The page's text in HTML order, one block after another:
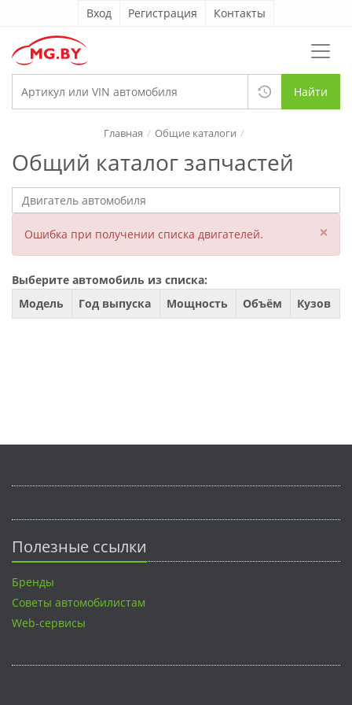
Вход Регистрация Контакты
Найти
Общий каталог запчастей
Главная Общие каталоги
Ошибка при получении списка двигателей. ×
Выберите автомобиль из списка:
Модель
Год выпуска Мощность Объём Кузов
Полезные ссылки
Бренды
Советы автомобилистам
Web-сервисы